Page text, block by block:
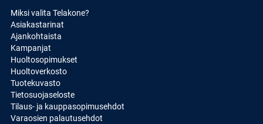
Miksi valita Telakone?
Asiakastarinat
Ajankohtaista
Kampanjat
Huoltosopimukset
Huoltoverkosto
Tuotekuvasto
Tietosuojaseloste
Tilaus- ja kauppasopimusehdot
Varaosien palautusehdot